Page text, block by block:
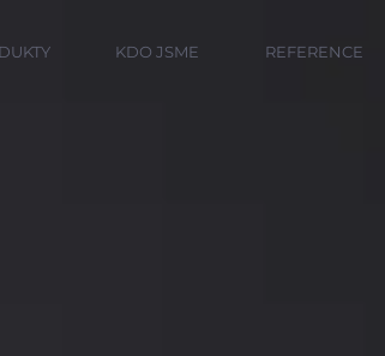
KDO JSME REFERENCE